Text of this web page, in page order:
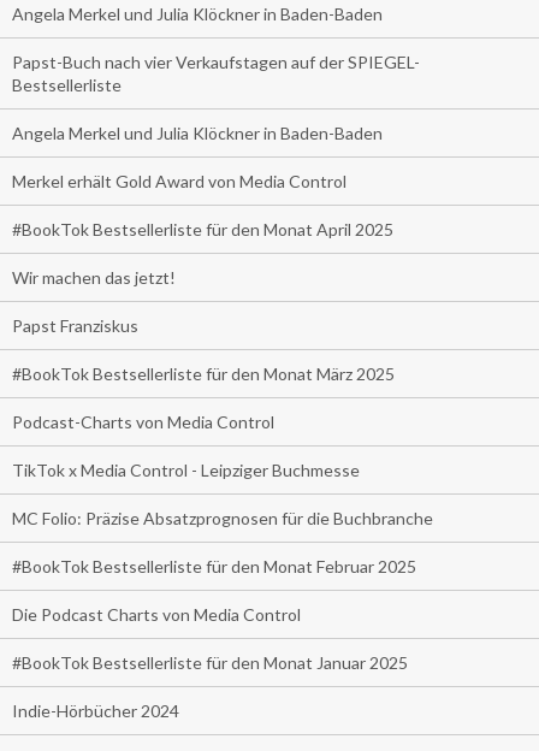
Angela Merkel und Julia Klöckner in Baden-Baden
Papst-Buch nach vier Verkaufstagen auf der SPIEGEL-
Bestsellerliste
Angela Merkel und Julia Klöckner in Baden-Baden
Merkel erhält Gold Award von Media Control
#BookTok Bestsellerliste für den Monat April 2025
Wir machen das jetzt!
Papst Franziskus
#BookTok Bestsellerliste für den Monat März 2025
Podcast-Charts von Media Control
TikTok x Media Control - Leipziger Buchmesse
MC Folio: Präzise Absatzprognosen für die Buchbranche
#BookTok Bestsellerliste für den Monat Februar 2025
Die Podcast Charts von Media Control
#BookTok Bestsellerliste für den Monat Januar 2025
Indie-Hörbücher 2024